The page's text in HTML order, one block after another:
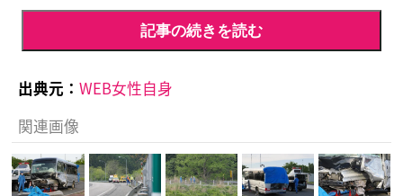
記事の続きを読む
出典元： WEB女性自身
関連画像